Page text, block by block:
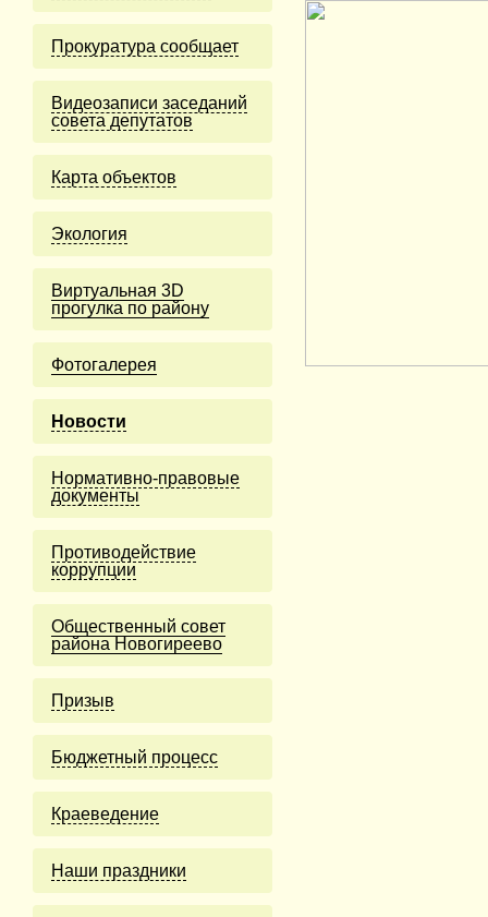
Прокуратура сообщает
Видеозаписи заседаний
совета депутатов
Карта объектов
Экология
Виртуальная 3D
прогулка по району
Фотогалерея
Новости
Нормативно-правовые
документы
Противодействие
коррупции
Общественный совет
района Новогиреево
Призыв
Бюджетный процесс
Краеведение
Наши праздники